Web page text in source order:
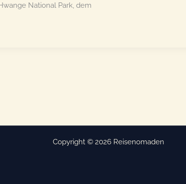
National Park, dem
Copyright © 2026 Reisenomaden